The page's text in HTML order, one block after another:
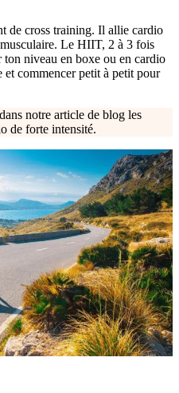
de cross training. Il allie cardio
Le HIIT, 2 à 3 fois
ton niveau en boxe ou en cardio
commencer petit à petit pour
notre article de blog les
de forte intensité.